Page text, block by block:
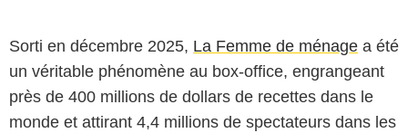
Sorti en décembre 2025, La Femme de ménage a été
un véritable phénomène au box-office, engrangeant
près de 400 millions de dollars de recettes dans le
monde et attirant 4,4 millions de spectateurs dans les